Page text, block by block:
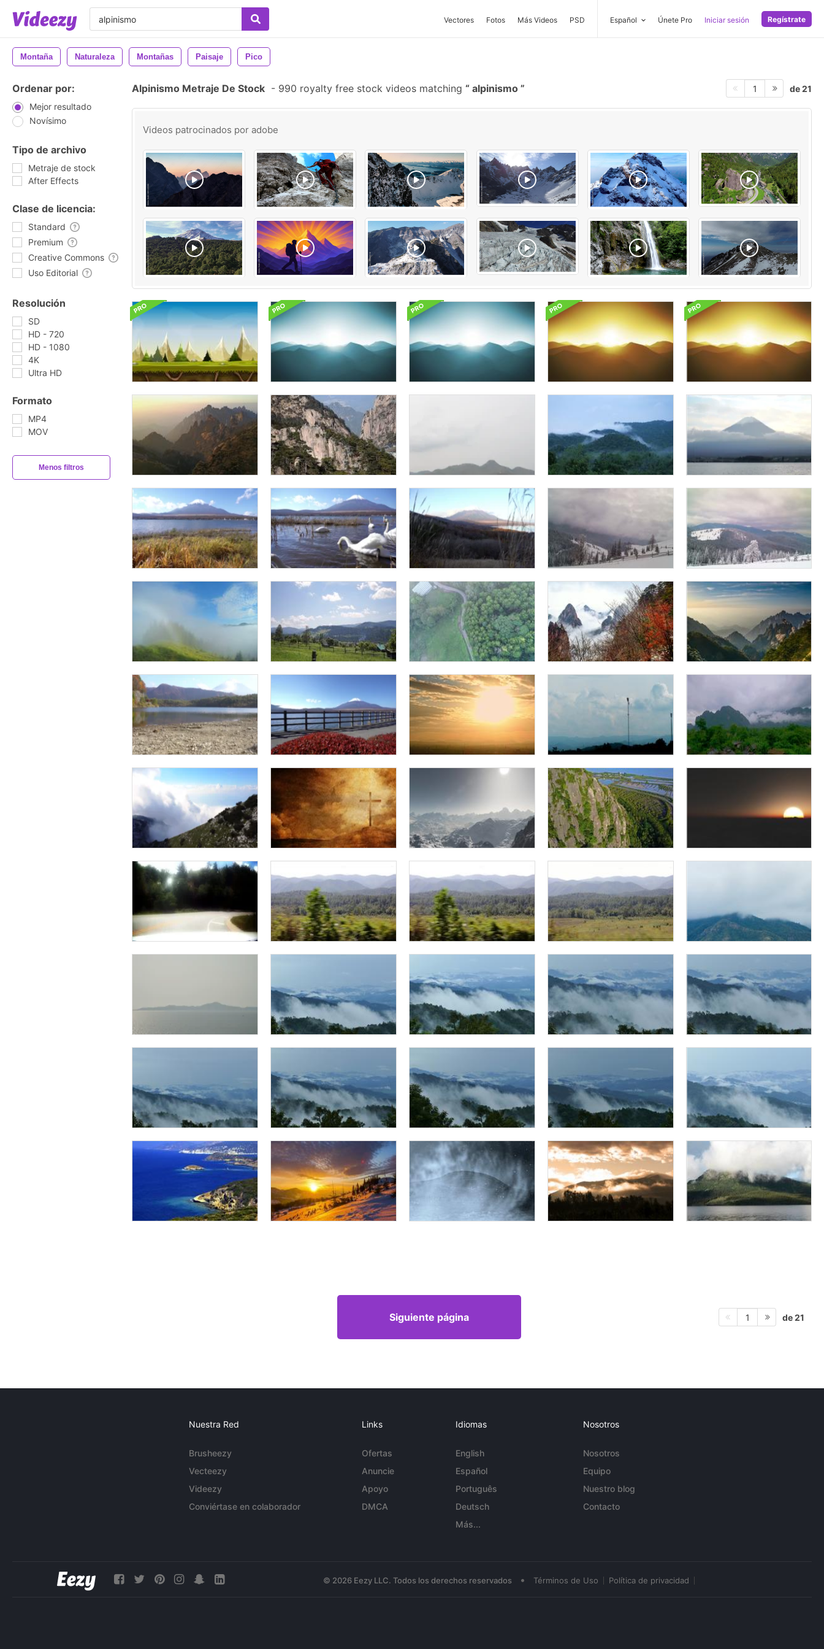
Vectores Fotos Más Videos PSD Español Únete Pro Iniciar sesión Regístrate
Montaña Naturaleza Montañas Paisaje Pico
Ordenar por:
Mejor resultado
Novísimo
Tipo de archivo
Metraje de stock
After Effects
Clase de licencia:
Standard
Premium
Creative Commons
Uso Editorial
Resolución
SD
HD - 720
HD - 1080
4K
Ultra HD
Formato
MP4
MOV
Menos filtros
Alpinismo Metraje De Stock - 990 royalty free stock videos matching alpinismo 1 de 21
Videos patrocinados por adobe
Siguiente página 1 de 21
Nuestra Red
Brusheezy
Vecteezy
Videezy
Conviértase en colaborador
Links
Ofertas
Anuncie
Apoyo
DMCA
Idiomas
English
Español
Português
Deutsch
Más...
Nosotros
Nosotros
Equipo
Nuestro blog
Contacto
© 2026 Eezy LLC. Todos los derechos reservados • Términos de Uso Política de privacidad